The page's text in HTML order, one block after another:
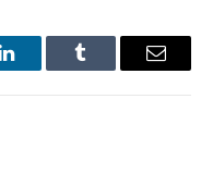
LinkedInTumblr Email